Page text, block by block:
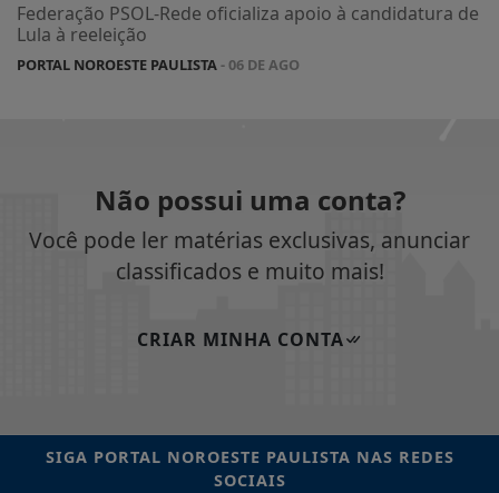
Federação PSOL-Rede oficializa apoio à candidatura de
Lula à reeleição
PORTAL NOROESTE PAULISTA- 06 DE AGO
Não possui uma conta?
Você pode ler matérias exclusivas, anunciar
classificados e muito mais!
CRIAR MINHA CONTA
SIGA PORTAL NOROESTE PAULISTA NAS REDES
SOCIAIS